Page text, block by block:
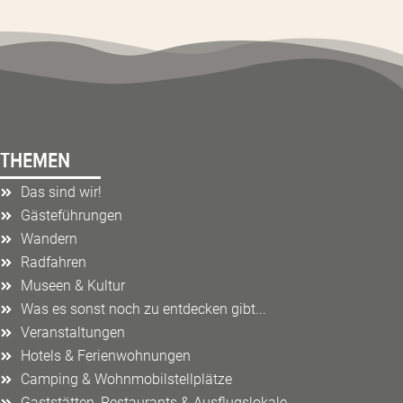
THEMEN
Das sind wir!
Gästeführungen
Wandern
Radfahren
Museen & Kultur
Was es sonst noch zu entdecken gibt...
Veranstaltungen
Hotels & Ferienwohnungen
Camping & Wohnmobilstellplätze